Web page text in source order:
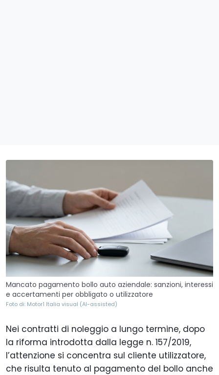
Mancato pagamento bollo auto aziendale: sanzioni, interessi
e accertamenti per obbligato o utilizzatore
Foto di: Motor1 Italia visual (AI-assisted)
Nei contratti di noleggio a lungo termine, dopo
la riforma introdotta dalla legge n. 157/2019,
l’attenzione si concentra sul cliente utilizzatore,
che risulta tenuto al pagamento del bollo anche